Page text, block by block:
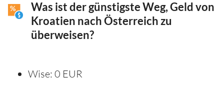
Was ist der günstigste Weg, Geld von
Kroatien nach Österreich zu
überweisen?
Wise: 0 EUR